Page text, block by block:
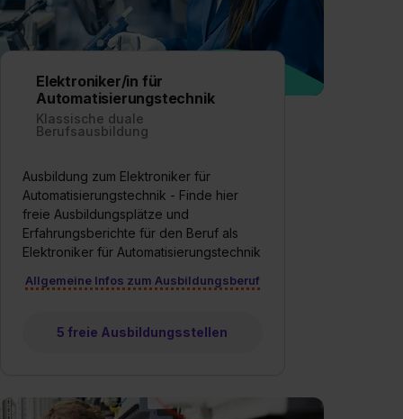
Elektroniker/in für
Automatisierungstechnik
Klassische duale
Berufsausbildung
Ausbildung zum Elektroniker für
Automatisierungstechnik - Finde hier
freie Ausbildungsplätze und
Erfahrungsberichte für den Beruf als
Elektroniker für Automatisierungstechnik
Allgemeine Infos zum Ausbildungsberuf
5 freie Ausbildungsstellen